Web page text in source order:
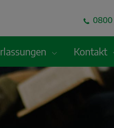
0800
Kontakt